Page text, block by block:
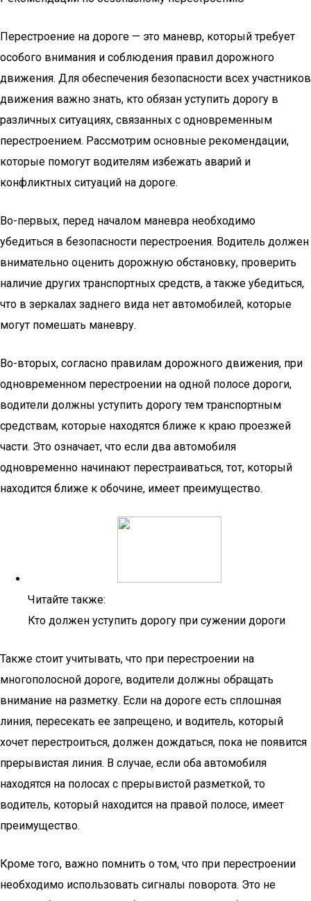
Перестроение на дороге — это маневр, который требует
особого внимания и соблюдения правил дорожного
движения. Для обеспечения безопасности всех участников
движения важно знать, кто обязан уступить дорогу в
различных ситуациях, связанных с одновременным
перестроением. Рассмотрим основные рекомендации,
которые помогут водителям избежать аварий и
конфликтных ситуаций на дороге.
Во-первых, перед началом маневра необходимо
убедиться в безопасности перестроения. Водитель должен
внимательно оценить дорожную обстановку, проверить
наличие других транспортных средств, а также убедиться,
что в зеркалах заднего вида нет автомобилей, которые
могут помешать маневру.
Во-вторых, согласно правилам дорожного движения, при
одновременном перестроении на одной полосе дороги,
водители должны уступить дорогу тем транспортным
средствам, которые находятся ближе к краю проезжей
части. Это означает, что если два автомобиля
одновременно начинают перестраиваться, тот, который
находится ближе к обочине, имеет преимущество.
Читайте также:
Кто должен уступить дорогу при сужении дороги
Также стоит учитывать, что при перестроении на
многополосной дороге, водители должны обращать
внимание на разметку. Если на дороге есть сплошная
линия, пересекать ее запрещено, и водитель, который
хочет перестроиться, должен дождаться, пока не появится
прерывистая линия. В случае, если оба автомобиля
находятся на полосах с прерывистой разметкой, то
водитель, который находится на правой полосе, имеет
преимущество.
Кроме того, важно помнить о том, что при перестроении
необходимо использовать сигналы поворота. Это не